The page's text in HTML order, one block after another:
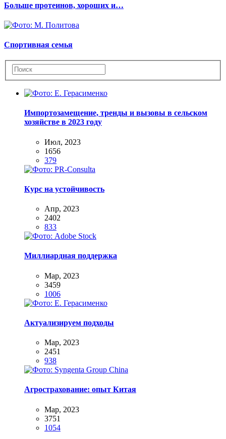
Больше протеинов, хороших и…
Спортивная семья
Импортозамещение, тренды и вызовы в сельском
хозяйстве в 2023 году
Июл, 2023
1656
379
Курс на устойчивость
Апр, 2023
2402
833
Миллиардная поддержка
Мар, 2023
3459
1006
Актуализируем подходы
Мар, 2023
2451
938
Агрострахование: опыт Китая
Мар, 2023
3751
1054